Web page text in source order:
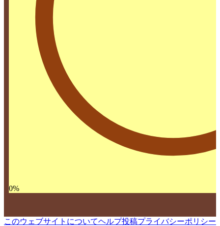
0%
このウェブサイトについてヘルプ投稿プライバシーポリシー